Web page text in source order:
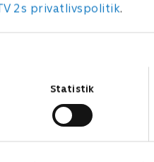
2s privatlivspolitik.
Statistik